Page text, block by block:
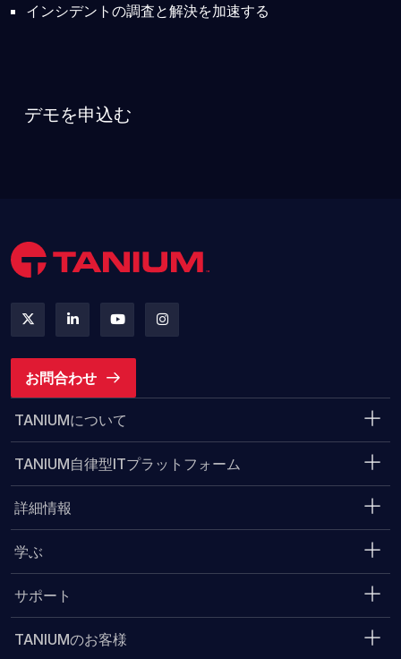
インシデントの調査と解決を加速する
デモを申込む
お問合わせ
TANIUMについて
TANIUM自律型ITプラットフォーム
詳細情報
学ぶ
サポート
TANIUMのお客様